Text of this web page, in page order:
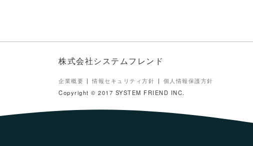
株式会社システムフレンド
企業概要 情報セキュリティ方針
個人情報保護方針
Copyright © 2017 SYSTEM FRIEND INC.